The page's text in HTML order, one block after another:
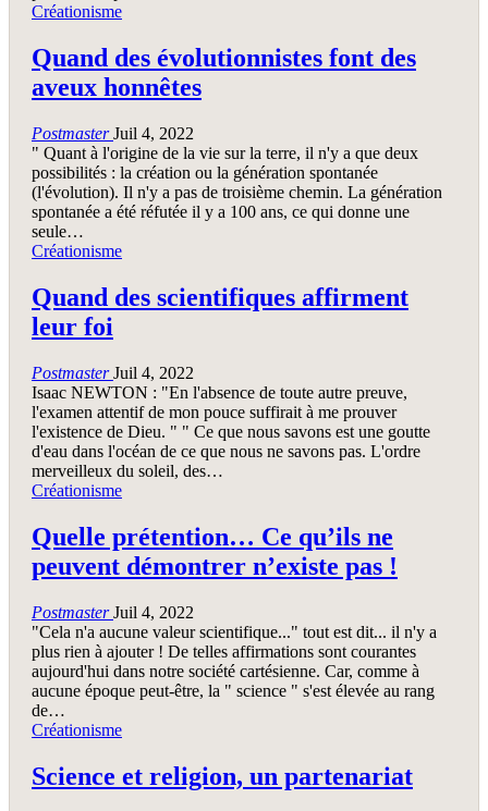
Créationisme
Quand des évolutionnistes font des
aveux honnêtes
PostmasterJuil 4, 2022
" Quant à l'origine de la vie sur la terre, il n'y a que deux
possibilités : la création ou la génération spontanée
(l'évolution). Il n'y a pas de troisième chemin. La génération
spontanée a été réfutée il y a 100 ans, ce qui donne une
seule…
Créationisme
Quand des scientifiques affirment
leur foi
PostmasterJuil 4, 2022
Isaac NEWTON : "En l'absence de toute autre preuve,
l'examen attentif de mon pouce suffirait à me prouver
l'existence de Dieu. " " Ce que nous savons est une goutte
d'eau dans l'océan de ce que nous ne savons pas. L'ordre
merveilleux du soleil, des…
Créationisme
Quelle prétention… Ce qu’ils ne
peuvent démontrer n’existe pas !
PostmasterJuil 4, 2022
"Cela n'a aucune valeur scientifique..." tout est dit... il n'y a
plus rien à ajouter ! De telles affirmations sont courantes
aujourd'hui dans notre société cartésienne. Car, comme à
aucune époque peut-être, la " science " s'est élevée au rang
de…
Créationisme
Science et religion, un partenariat